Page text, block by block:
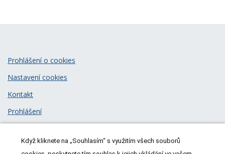
Prohlášení o cookies
Nastavení cookies
Kontakt
Prohlášení
Když kliknete na „Souhlasím“ s využitím všech souborů